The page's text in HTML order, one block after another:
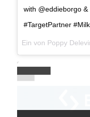
with @eddieborgo
#TargetPartner